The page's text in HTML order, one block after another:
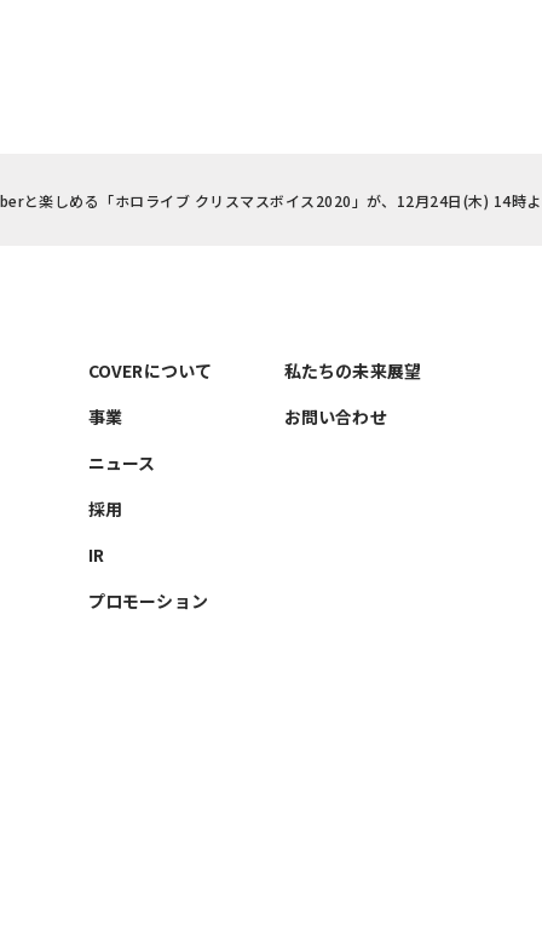
と楽しめる「ホロライブ クリスマスボイス2020」が、12月24日(木) 14時よ
COVERについて
事業
ニュース
採用
IR
プロモーション
私たちの未来展望
お問い合わせ